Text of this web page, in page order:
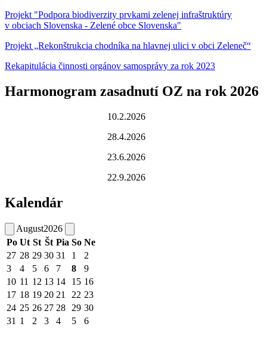
Projekt "Podpora biodiverzity prvkami zelenej infraštruktúry
v obciach Slovenska - Zelené obce Slovenska"
Projekt „Rekonštrukcia chodníka na hlavnej ulici v obci Zeleneč“
Rekapitulácia činnosti orgánov samosprávy za rok 2023
Harmonogram zasadnutí OZ na rok 2026
10.2.2026
28.4.2026
23.6.2026
22.9.2026
Kalendár
August2026
Po Ut St Št Pia So Ne
27 28 29 30 31 1
2
3
4 5 6 7 8
9
10 11 12 13 14 15 16
17 18 19 20 21 22 23
24 25 26 27 28 29 30
31 1 2 3 4 5 6